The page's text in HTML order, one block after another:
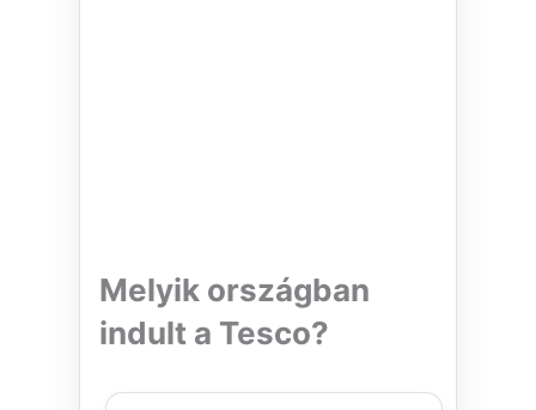
Melyik országban
indult a Tesco?